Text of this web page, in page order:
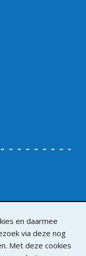
en daarmee
via deze nog
Met deze cookies